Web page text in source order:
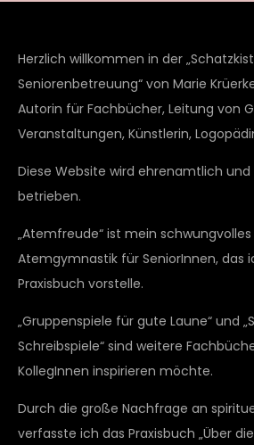
Herzlich willkommen in der
Seniorenbetreuung“ von Marie
Autorin für Fachbücher, Leitung von
Veranstaltungen, Künstlerin,
Diese Website wird ehrenamtlich
betrieben.
„Atemfreude“ ist mein
Atemgymnastik für SeniorInnen, das
Praxisbuch vorstelle.
„Gruppenspiele für gute Laune“ und
Schreibspiele“ sind weitere
KollegInnen inspirieren möchte.
Durch die große Nachfrage an
verfasste ich das Praxisbuch „Über